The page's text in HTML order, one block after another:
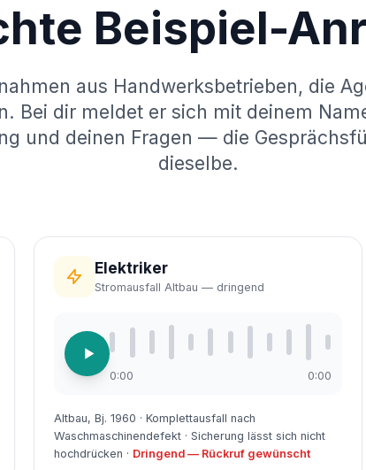
Beispiel-
aus Handwerksbetrieben, die
Bei dir meldet er sich mit deinem
und deinen Fragen — die
dieselbe.
Elektriker
Stromausfall Altbau — dringend
0:00 0:00
Altbau, Bj. 1960 · Komplettausfall nach
Waschmaschinendefekt · Sicherung lässt sich nicht
hochdrücken · Dringend — Rückruf gewünscht